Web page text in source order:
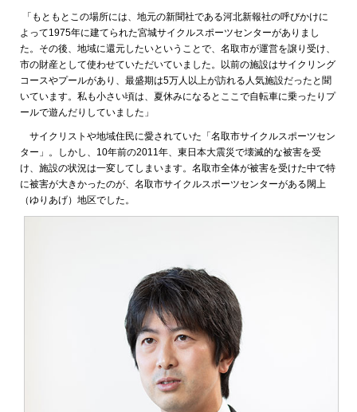
「もともとこの場所には、地元の新聞社である河北新報社の呼びかけに
よって1975年に建てられた宮城サイクルスポーツセンターがありまし
た。その後、地域に還元したいということで、名取市が運営を譲り受け、
市の財産として使わせていただいていました。以前の施設はサイクリング
コースやプールがあり、最盛期は5万人以上が訪れる人気施設だったと聞
いています。私も小さい頃は、夏休みになるとここで自転車に乗ったりプ
ールで遊んだりしていました」
サイクリストや地域住民に愛されていた「名取市サイクルスポーツセン
ター」。しかし、10年前の2011年、東日本大震災で壊滅的な被害を受
け、施設の状況は一変してしまいます。名取市全体が被害を受けた中で特
に被害が大きかったのが、名取市サイクルスポーツセンターがある閖上
（ゆりあげ）地区でした。